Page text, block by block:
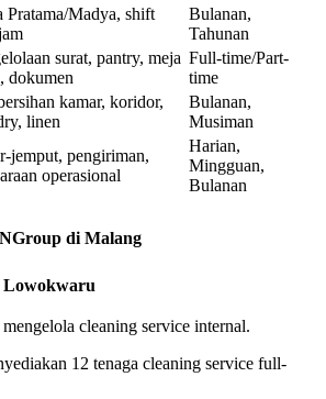
Pratama/Madya, shift
Bulanan,
Tahunan
surat, pantry, meja
dokumen
Full-time/Part-
time
kamar, koridor,
linen
Bulanan,
Musiman
jemput, pengiriman,
operasional
Harian,
Mingguan,
Bulanan
di Malang
Lowokwaru
cleaning service internal.
12 tenaga cleaning service full-